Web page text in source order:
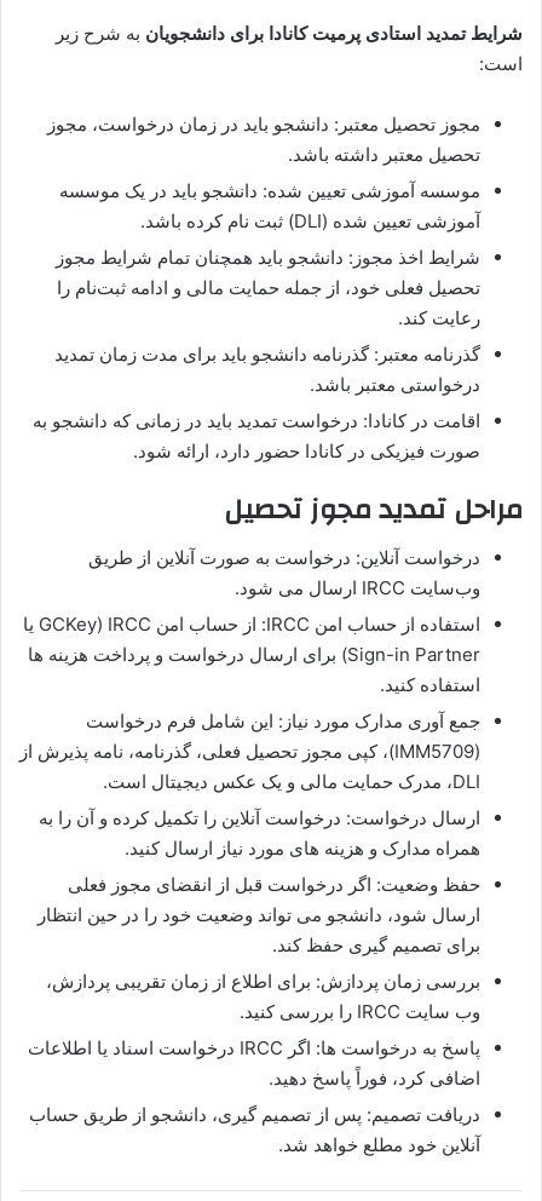
شرایط تمدید استادی پرمیت کانادا برای دانشجویان به شرح زیر
است:
مجوز تحصیل معتبر: دانشجو باید در زمان درخواست، مجوز
تحصیل معتبر داشته باشد.
موسسه آموزشی تعیین‌ شده: دانشجو باید در یک موسسه
آموزشی تعیین‌ شده (DLI) ثبت‌ نام کرده باشد.
شرایط اخذ مجوز: دانشجو باید همچنان تمام شرایط مجوز
تحصیل فعلی خود، از جمله حمایت مالی و ادامه ثبت‌نام را
رعایت کند.
گذرنامه معتبر: گذرنامه دانشجو باید برای مدت زمان تمدید
درخواستی معتبر باشد.
اقامت در کانادا: درخواست تمدید باید در زمانی که دانشجو به
صورت فیزیکی در کانادا حضور دارد، ارائه شود.
مراحل تمدید مجوز تحصیل
درخواست آنلاین: درخواست به صورت آنلاین از طریق
وب‌سایت IRCC ارسال می‌ شود.
استفاده از حساب امن IRCC: از حساب امن IRCC (GCKey یا
Sign-in Partner) برای ارسال درخواست و پرداخت هزینه‌ ها
استفاده کنید.
جمع‌ آوری مدارک مورد نیاز: این شامل فرم درخواست
(IMM5709)، کپی مجوز تحصیل فعلی، گذرنامه، نامه پذیرش از
DLI، مدرک حمایت مالی و یک عکس دیجیتال است.
ارسال درخواست: درخواست آنلاین را تکمیل کرده و آن را به
همراه مدارک و هزینه‌ های مورد نیاز ارسال کنید.
حفظ وضعیت: اگر درخواست قبل از انقضای مجوز فعلی
ارسال شود، دانشجو می‌ تواند وضعیت خود را در حین انتظار
برای تصمیم‌ گیری حفظ کند.
بررسی زمان پردازش: برای اطلاع از زمان تقریبی پردازش،
وب‌ سایت IRCC را بررسی کنید.
پاسخ به درخواست‌ ها: اگر IRCC درخواست اسناد یا اطلاعات
اضافی کرد، فوراً پاسخ دهید.
دریافت تصمیم: پس از تصمیم‌ گیری، دانشجو از طریق حساب
آنلاین خود مطلع خواهد شد.